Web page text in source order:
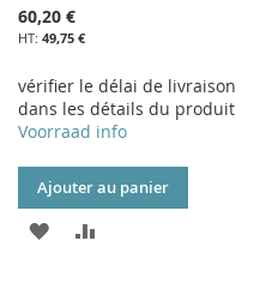
60,20 €
49,75 €
vérifier le délai de livraison
dans les détails du produit
Voorraad info
Ajouter au panier
AJOUTER